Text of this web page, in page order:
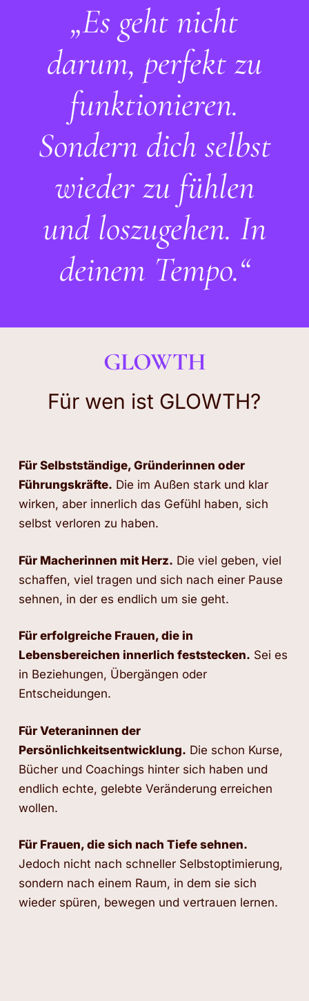
„Es geht nicht
darum, perfekt zu
funktionieren.
Sondern dich selbst
wieder zu fühlen
und loszugehen. In
deinem Tempo.“
GLOWTH
Für wen ist GLOWTH?
Für Selbstständige, Gründerinnen oder
Führungskräfte. Die im Außen stark und klar
wirken, aber innerlich das Gefühl haben, sich
selbst verloren zu haben.
Für Macherinnen mit Herz. Die viel geben, viel
schaffen, viel tragen und sich nach einer Pause
sehnen, in der es endlich um sie geht.
Für erfolgreiche Frauen, die in
Lebensbereichen innerlich feststecken. Sei es
in Beziehungen, Übergängen oder
Entscheidungen.
Für Veteraninnen der
Persönlichkeitsentwicklung. Die schon Kurse,
Bücher und Coachings hinter sich haben und
endlich echte, gelebte Veränderung erreichen
wollen.
Für Frauen, die sich nach Tiefe sehnen.
Jedoch nicht nach schneller Selbstoptimierung,
sondern nach einem Raum, in dem sie sich
wieder spüren, bewegen und vertrauen lernen.